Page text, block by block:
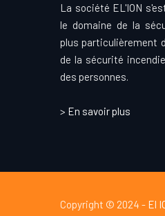
La société EL'ION
le domaine de la
plus particulièrement
de la sécurité
des personnes.
> En savoir plus
Copyright © 2024 - El